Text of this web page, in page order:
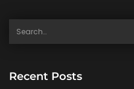
Recent Posts